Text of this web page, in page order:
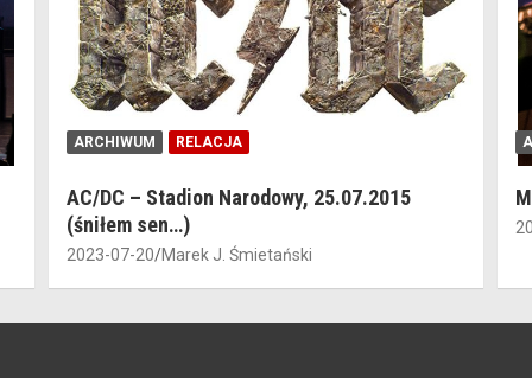
ARCHIWUM RELACJA
AC/DC – Stadion Narodowy, 25.07.2015
(śniłem sen…)
2023-07-20 Marek J. Śmietański